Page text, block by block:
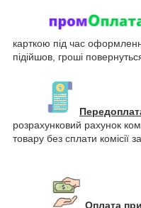
карткою під час
підійшов, гроші
розрахунковий рахунок
товару без сплати комісії
Оплата